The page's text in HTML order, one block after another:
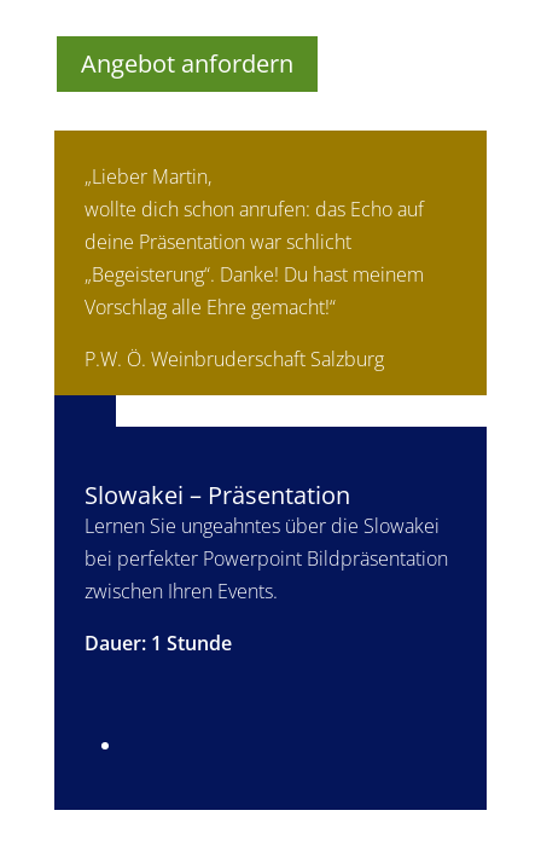
Angebot anfordern
„Lieber Martin,
wollte dich schon anrufen: das Echo auf
deine Präsentation war schlicht
„Begeisterung“. Danke! Du hast meinem
Vorschlag alle Ehre gemacht!“
P.W. Ö. Weinbruderschaft Salzburg
Slowakei – Präsentation
Lernen Sie ungeahntes über die Slowakei
bei perfekter Powerpoint Bildpräsentation
zwischen Ihren Events.
Dauer: 1 Stunde